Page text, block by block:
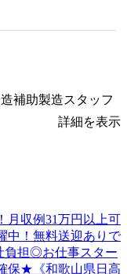
補助製造スタッフ
詳細を表示